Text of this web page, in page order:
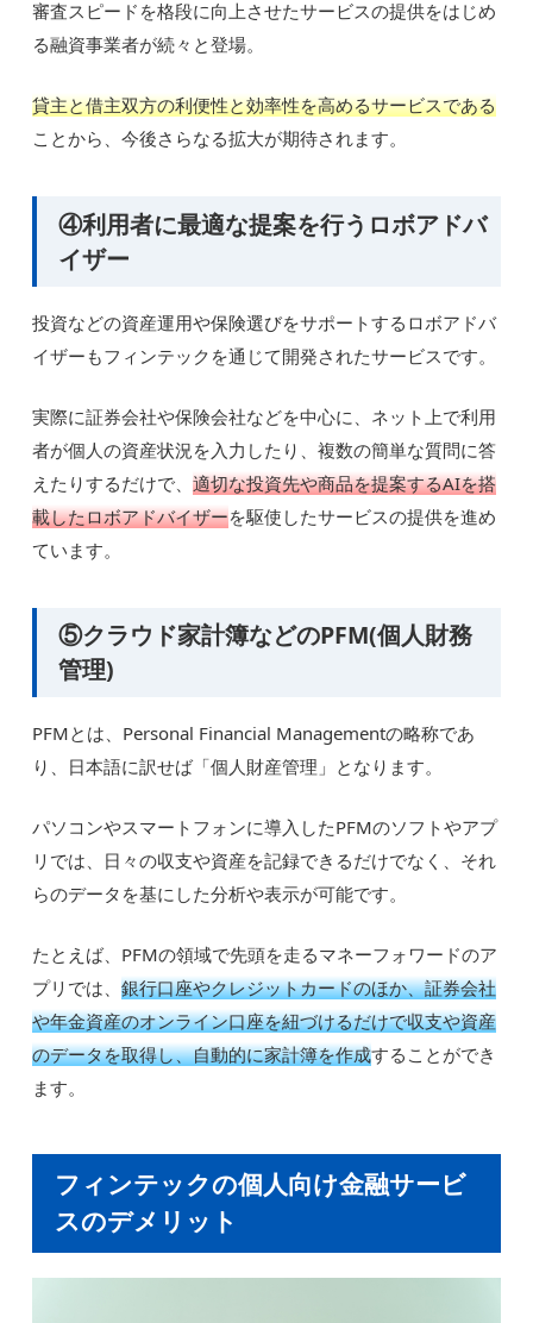
審査スピードを格段に向上させたサービスの提供をはじめ
る融資事業者が続々と登場。
貸主と借主双方の利便性と効率性を高めるサービスである
ことから、今後さらなる拡大が期待されます。
④利用者に最適な提案を行うロボアドバ
イザー
投資などの資産運用や保険選びをサポートするロボアドバ
イザーもフィンテックを通じて開発されたサービスです。
実際に証券会社や保険会社などを中心に、ネット上で利用
者が個人の資産状況を入力したり、複数の簡単な質問に答
えたりするだけで、適切な投資先や商品を提案するAIを搭
載したロボアドバイザーを駆使したサービスの提供を進め
ています。
⑤クラウド家計簿などのPFM(個人財務
管理)
PFMとは、Personal Financial Managementの略称であ
り、日本語に訳せば「個人財産管理」となります。
パソコンやスマートフォンに導入したPFMのソフトやアプ
リでは、日々の収支や資産を記録できるだけでなく、それ
らのデータを基にした分析や表示が可能です。
たとえば、PFMの領域で先頭を走るマネーフォワードのア
プリでは、銀行口座やクレジットカードのほか、証券会社
や年金資産のオンライン口座を紐づけるだけで収支や資産
のデータを取得し、自動的に家計簿を作成することができ
ます。
フィンテックの個人向け金融サービ
スのデメリット